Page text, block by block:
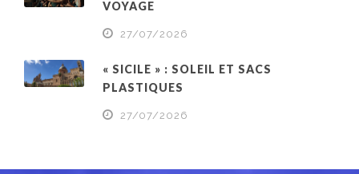
VOYAGE
27/07/2026
« SICILE » : SOLEIL ET SACS
PLASTIQUES
27/07/2026